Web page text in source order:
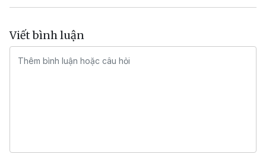
Viết bình luận